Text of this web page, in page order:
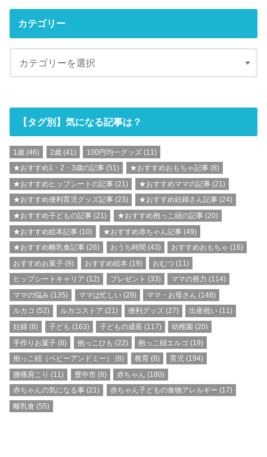
カテゴリー
【タグ別】気になる記事は？
1歳 (46) 2歳 (41) 100円均一グッズ(11)
★おすすめ1・2・3歳の記事 (51) ★おすすめおもちゃ記事(8)
★おすすめヒップシートの記事 (21) ★おすすめママの記事(21)
★おすすめ便利育児グッズ記事 (23) ★おすすめ妊婦さん記事(24)
★おすすめ子どもの記事 (21) ★おすすめ抱っこ紐の記事(20)
★おすすめ絵本記事 (10) ★おすすめ赤ちゃん記事(49)
★おすすめ離乳食記事 (26) おうち時間 (43) おすすめおもちゃ (16)
おすすめお菓子 (9) おすすめ絵本 (19) おむつ (11)
ヒップシートキャリア (12) プレゼント (33) ママの努力 (114)
ママの悩み (135) ママは忙しい(29) ママ・お母さん (148)
ルカコ (52) ルカコストア (21) 便利グッズ(27) 出産祝い (11)
妊婦 (8) 子ども (163) 子どもの成長(117) 幼稚園 (20)
手作りお菓子 (8) 抱っこひも (22) 抱っこ紐エルゴ(19)
抱っこ紐（ベビーアンドミー）
(8) 教育(8) 育児 (194)
腰痛肩こり (11) 豊中市(8) 赤ちゃん (180)
赤ちゃんの気になる事 (21) 赤ちゃん子どもの食物アレルギー (17)
離乳食 (55)